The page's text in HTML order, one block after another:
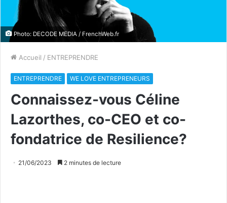
Photo: DECODE MEDIA / FrenchWeb.fr
Accueil / ENTREPRENDRE
ENTREPRENDRE WE LOVE ENTREPRENEURS
Connaissez-vous Céline
Lazorthes, co-CEO et co-
fondatrice de Resilience?
21/06/2023 2 minutes de lecture